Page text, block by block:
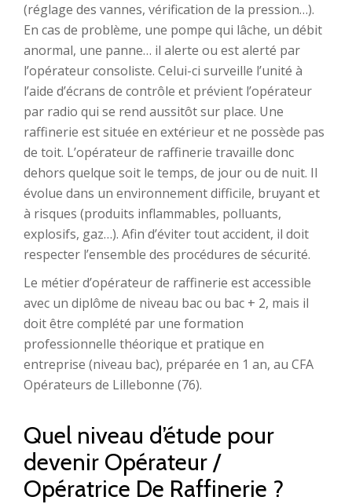
(réglage des vannes, vérification de la pression…).
En cas de problème, une pompe qui lâche, un débit
anormal, une panne… il alerte ou est alerté par
l’opérateur consoliste. Celui-ci surveille l’unité à
l’aide d’écrans de contrôle et prévient l’opérateur
par radio qui se rend aussitôt sur place. Une
raffinerie est située en extérieur et ne possède pas
de toit. L’opérateur de raffinerie travaille donc
dehors quelque soit le temps, de jour ou de nuit. Il
évolue dans un environnement difficile, bruyant et
à risques (produits inflammables, polluants,
explosifs, gaz…). Afin d’éviter tout accident, il doit
respecter l’ensemble des procédures de sécurité.
Le métier d’opérateur de raffinerie est accessible
avec un diplôme de niveau bac ou bac + 2, mais il
doit être complété par une formation
professionnelle théorique et pratique en
entreprise (niveau bac), préparée en 1 an, au CFA
Opérateurs de Lillebonne (76).
Quel niveau d’étude pour
devenir Opérateur /
Opératrice De Raffinerie ?